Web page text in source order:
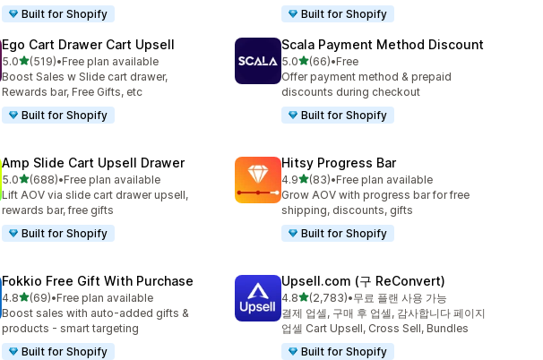
Built for Shopify
Built for Shopify
Ego Cart Drawer Cart Upsell
5.0별 5개 중
(519)
총 리뷰 519개
•Free plan available
Boost Sales w Slide cart drawer,
Rewards bar, Free Gifts, etc
Built for Shopify
Scala Payment Method Discount
5.0별 5개 중
(66)
총 리뷰 66개
•Free
Offer payment method & prepaid
discounts during checkout
Built for Shopify
Amp Slide Cart Upsell Drawer
5.0별 5개 중
(688)
총 리뷰 688개
•Free plan available
Lift AOV via slide cart drawer upsell,
rewards bar, free gifts
Built for Shopify
Hitsy Progress Bar
4.9별 5개 중
(83)
총 리뷰 83개
•Free plan available
Grow AOV with progress bar for free
shipping, discounts, gifts
Built for Shopify
Fokkio Free Gift With Purchase
4.8별 5개 중
(69)
총 리뷰 69개
•Free plan available
Boost sales with auto-added gifts &
products - smart targeting
Built for Shopify
Upsell.com (구 ReConvert)
4.8별 5개 중
(2,783)
총 리뷰 2783개
•무료 플랜 사용 가능
결제 업셀, 구매 후 업셀, 감사합니다 페이지
업셀 Cart Upsell, Cross Sell, Bundles
Built for Shopify